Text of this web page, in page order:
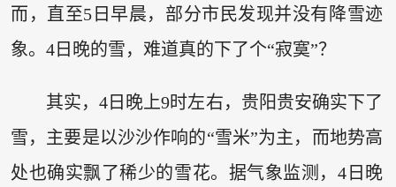
而，直至5日早晨，部分市民发现并没有降雪迹
象。4日晚的雪，难道真的下了个“寂寞”？
其实，4日晚上9时左右，贵阳贵安确实下了
雪，主要是以沙沙作响的“雪米”为主，而地势高
处也确实飘了稀少的雪花。据气象监测，4日晚